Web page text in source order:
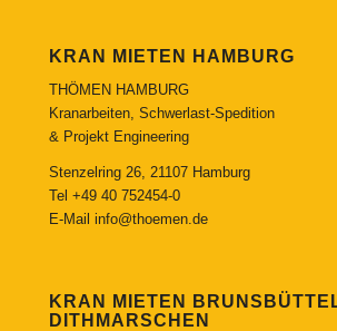
KRAN MIETEN HAMBURG
THÖMEN HAMBURG
Kranarbeiten, Schwerlast-Spedition
& Projekt Engineering
Stenzelring 26, 21107 Hamburg
Tel +49 40 752454-0
E-Mail info@thoemen.de
KRAN MIETEN
DITHMARSCHEN